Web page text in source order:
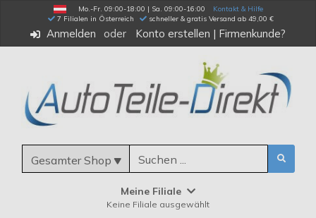
Mo.-Fr. 09:00-18:00 | Sa. 09:00-16:00
Kontakt & Hilfe
7 Filialen in Österreich
schneller & gratis Versand ab 49,00 €
Anmelden Konto erstellen | Firmenkunde?
Gesamter Shop
Meine Filiale
Keine Filiale ausgewählt